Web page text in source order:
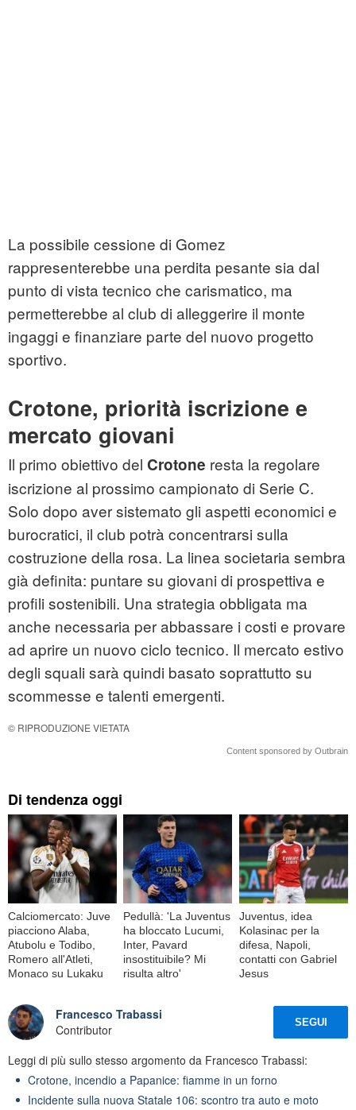
La possibile cessione di Gomez
rappresenterebbe una perdita pesante sia dal
punto di vista tecnico che carismatico, ma
permetterebbe al club di alleggerire il monte
ingaggi e finanziare parte del nuovo progetto
sportivo.
Crotone, priorità iscrizione e
mercato giovani
Il primo obiettivo del Crotone resta la regolare
iscrizione al prossimo campionato di Serie C.
Solo dopo aver sistemato gli aspetti economici e
burocratici, il club potrà concentrarsi sulla
costruzione della rosa. La linea societaria sembra
già definita: puntare su giovani di prospettiva e
profili sostenibili. Una strategia obbligata ma
anche necessaria per abbassare i costi e provare
ad aprire un nuovo ciclo tecnico. Il mercato estivo
degli squali sarà quindi basato soprattutto su
scommesse e talenti emergenti.
© RIPRODUZIONE VIETATA
Content sponsored by Outbrain
Di tendenza oggi
Calciomercato: Juve
piacciono Alaba,
Atubolu e Todibo,
Romero all'Atleti,
Monaco su Lukaku
Pedullà: 'La Juventus
ha bloccato Lucumi,
Inter, Pavard
insostituibile? Mi
risulta altro'
Juventus, idea
Kolasinac per la
difesa, Napoli,
contatti con Gabriel
Jesus
Francesco Trabassi
Contributor
SEGUI
Leggi di più sullo stesso argomento da Francesco Trabassi:
Crotone, incendio a Papanice: fiamme in un forno
Incidente sulla nuova Statale 106: scontro tra auto e moto